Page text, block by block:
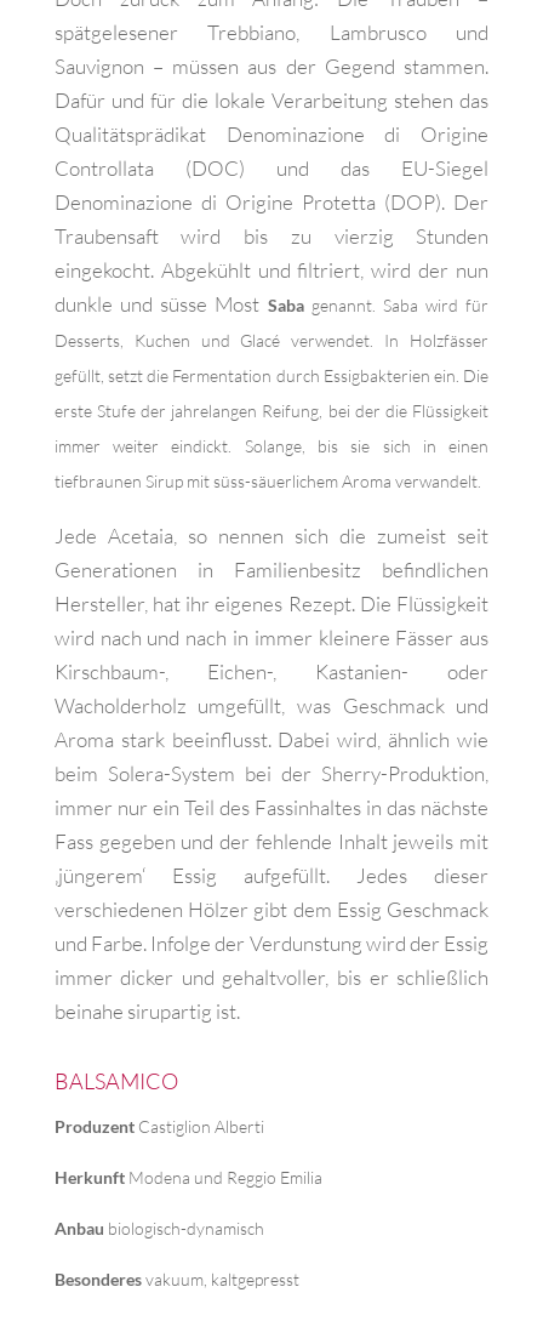
spätgelesener Trebbiano, Lambrusco und
Sauvignon – müssen aus der Gegend stammen.
Dafür und für die lokale Verarbeitung stehen das
Qualitätsprädikat Denominazione di Origine
Controllata (DOC) und das EU-Siegel
Denominazione di Origine Protetta (DOP). Der
Traubensaft wird bis zu vierzig Stunden
eingekocht. Abgekühlt und filtriert, wird der nun
dunkle und süsse Most Saba genannt. Saba wird für
Desserts, Kuchen und Glacé verwendet. In Holzfässer
gefüllt, setzt die Fermentation durch Essigbakterien ein. Die
erste Stufe der jahrelangen Reifung, bei der die Flüssigkeit
immer weiter eindickt. Solange, bis sie sich in einen
tiefbraunen Sirup mit süss-säuerlichem Aroma verwandelt.
Jede Acetaia, so nennen sich die zumeist seit
Generationen in Familienbesitz befindlichen
Hersteller, hat ihr eigenes Rezept. Die Flüssigkeit
wird nach und nach in immer kleinere Fässer aus
Kirschbaum-, Eichen-, Kastanien- oder
Wacholderholz umgefüllt, was Geschmack und
Aroma stark beeinflusst. Dabei wird, ähnlich wie
beim Solera-System bei der Sherry-Produktion,
immer nur ein Teil des Fassinhaltes in das nächste
Fass gegeben und der fehlende Inhalt jeweils mit
‚jüngerem‘ Essig aufgefüllt. Jedes dieser
verschiedenen Hölzer gibt dem Essig Geschmack
und Farbe. Infolge der Verdunstung wird der Essig
immer dicker und gehaltvoller, bis er schließlich
beinahe sirupartig ist.
BALSAMICO
Produzent Castiglion Alberti
Herkunft Modena und Reggio Emilia
Anbau biologisch-dynamisch
Besonderesvakuum, kaltgepresst